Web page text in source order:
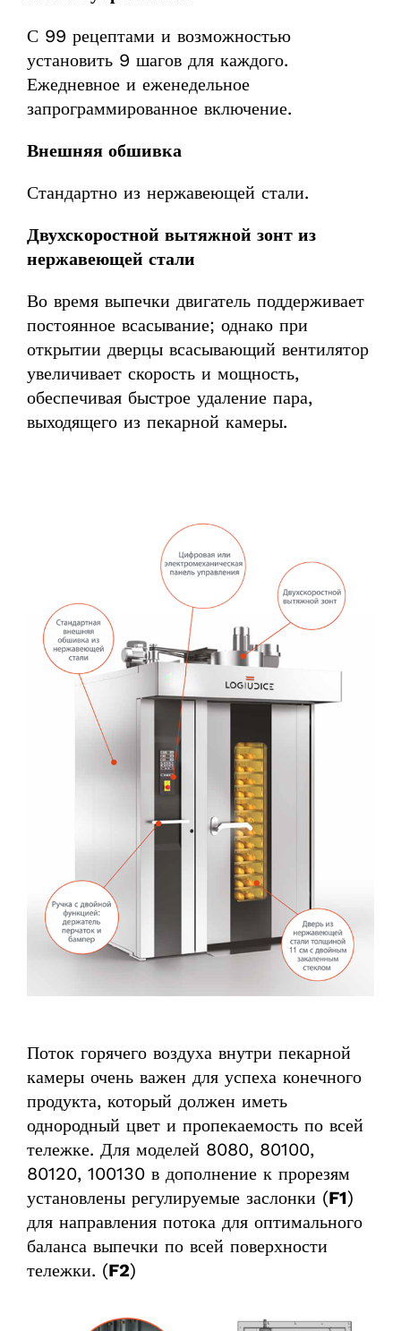
С 99 рецептами и возможностью
установить 9 шагов для каждого.
Ежедневное и еженедельное
запрограммированное включение.
Внешняя обшивка
Стандартно из нержавеющей стали.
Двухскоростной вытяжной зонт из
нержавеющей стали
Во время выпечки двигатель поддерживает
постоянное всасывание; однако при
открытии дверцы всасывающий вентилятор
увеличивает скорость и мощность,
обеспечивая быстрое удаление пара,
выходящего из пекарной камеры.
Поток горячего воздуха внутри пекарной
камеры очень важен для успеха конечного
продукта, который должен иметь
однородный цвет и пропекаемость по всей
тележке. Для моделей 8080, 80100,
80120, 100130 в дополнение к прорезям
установлены регулируемые заслонки (F1)
для направления потока для оптимального
баланса выпечки по всей поверхности
тележки. (F2)